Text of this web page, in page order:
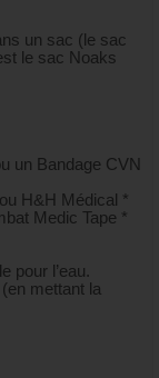
un sac (le sac
le sac Noaks
un Bandage CVN
H&H Médical *
Medic Tape *
pour l’eau.
mettant la